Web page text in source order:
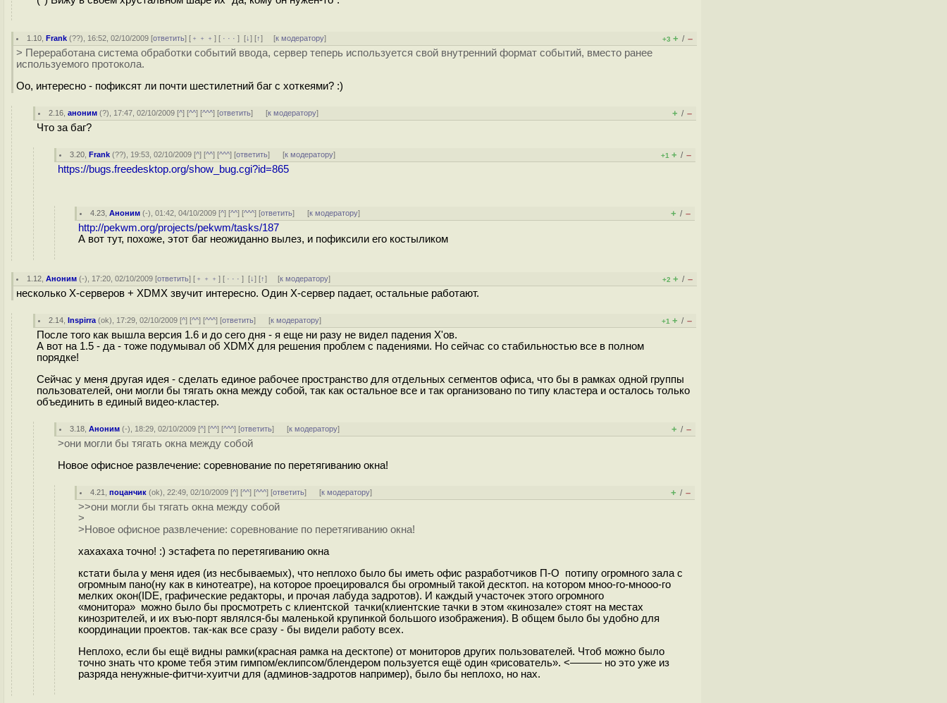
1.10 ,Frank (??), 16:52, 02/10/2009 [ответить] [ ﹢﹢﹢] [ · · ·][↓] [↑] [к модератору] +3 + / –
> Переработана система обработки событий ввода, сервер теперь используется свой внутренний формат событий, вместо ранее
используемого протокола.
Оо, интересно - пофиксят ли почти шестилетний баг с хоткеями? :)
2.16 ,аноним (?), 17:47, 02/10/2009 [^] [^^] [^^^] [ответить] [к модератору] + / –
Что за баг?
3.20 ,Frank (??), 19:53, 02/10/2009 [^] [^^] [^^^] [ответить] [к модератору] +1 + / –
https://bugs.freedesktop.org/show_bug.cgi?id=865
4.23 ,Аноним (-), 01:42, 04/10/2009 [^] [^^] [^^^] [ответить] [к модератору] + / –
http://pekwm.org/projects/pekwm/tasks/187
А вот тут, похоже, этот баг неожиданно вылез, и пофиксили его костыликом
1.12 ,Аноним (-), 17:20, 02/10/2009 [ответить] [ ﹢﹢﹢] [ · · ·][↓] [↑] [к модератору] +2 + / –
несколько X-серверов + XDMX звучит интересно. Один X-сервер падает, остальные работают.
2.14 ,Inspirra (ok), 17:29, 02/10/2009 [^] [^^] [^^^] [ответить] [к модератору] +1 + / –
После того как вышла версия 1.6 и до сего дня - я еще ни разу не видел падения X'ов.
А вот на 1.5 - да - тоже подумывал об XDMX для решения проблем с падениями. Но сейчас со стабильностью все в полном
порядке!
Сейчас у меня другая идея - сделать единое рабочее пространство для отдельных сегментов офиса, что бы в рамках одной группы
пользователей, они могли бы тягать окна между собой, так как остальное все и так организовано по типу кластера и осталось только
объединить в единый видео-кластер.
3.18 ,Аноним (-), 18:29, 02/10/2009 [^] [^^] [^^^] [ответить] [к модератору] + / –
>они могли бы тягать окна между собой
Новое офисное развлечение: соревнование по перетягиванию окна!
4.21 ,поцанчик (ok), 22:49, 02/10/2009 [^] [^^] [^^^] [ответить] [к модератору] + / –
>>они могли бы тягать окна между собой
>
>Новое офисное развлечение: соревнование по перетягиванию окна!
хахахаха точно! :) эстафета по перетягиванию окна
кстати была у меня идея (из несбываемых), что неплохо было бы иметь офис разработчиков П-О потипу огромного зала с
огромным пано(ну как в кинотеатре), на которое проецировался бы огромный такой десктоп. на котором мноо-го-мнооо-го
мелких окон(IDE, графические редакторы, и прочая лабуда задротов). И каждый участочек этого огромного
«монитора» можно было бы просмотреть с клиентской тачки(клиентские тачки в этом «кинозале» стоят на местах
кинозрителей, и их въю-порт являлся-бы маленькой крупинкой большого изображения). В общем было бы удобно для
координации проектов. так-как все сразу - бы видели работу всех.
Неплохо, если бы ещё видны рамки(красная рамка на десктопе) от мониторов других пользователей. Чтоб можно было
точно знать что кроме тебя этим гимпом/еклипсом/блендером пользуется ещё один «рисователь». <——— но это уже из
разряда ненужные-фитчи-хуитчи для (админов-задротов например), было бы неплохо, но нах.